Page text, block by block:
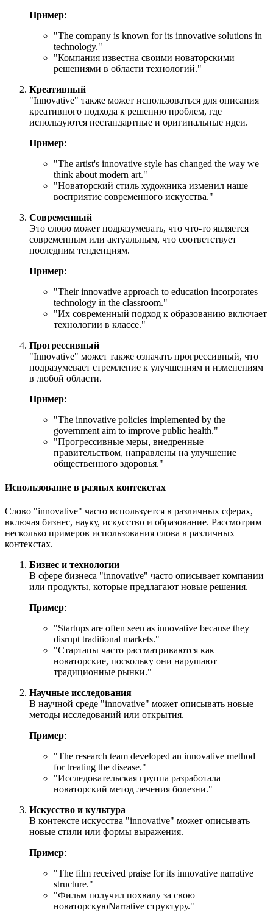
Пример:
"The company is known for its innovative solutions in
technology."
"Компания известна своими новаторскими
решениями в области технологий."
Креативный
"Innovative" также может использоваться для описания
креативного подхода к решению проблем, где
используются нестандартные и оригинальные идеи.
Пример:
"The artist's innovative style has changed the way we
think about modern art."
"Новаторский стиль художника изменил наше
восприятие современного искусства."
Современный
Это слово может подразумевать, что что-то является
современным или актуальным, что соответствует
последним тенденциям.
Пример:
"Their innovative approach to education incorporates
technology in the classroom."
"Их современный подход к образованию включает
технологии в классе."
Прогрессивный
"Innovative" может также означать прогрессивный, что
подразумевает стремление к улучшениям и изменениям
в любой области.
Пример:
"The innovative policies implemented by the
government aim to improve public health."
"Прогрессивные меры, внедренные
правительством, направлены на улучшение
общественного здоровья."
Использование в разных контекстах
Слово "innovative" часто используется в различных сферах,
включая бизнес, науку, искусство и образование. Рассмотрим
несколько примеров использования слова в различных
контекстах.
Бизнес и технологии
В сфере бизнеса "innovative" часто описывает компании
или продукты, которые предлагают новые решения.
Пример:
"Startups are often seen as innovative because they
disrupt traditional markets."
"Стартапы часто рассматриваются как
новаторские, поскольку они нарушают
традиционные рынки."
Научные исследования
В научной среде "innovative" может описывать новые
методы исследований или открытия.
Пример:
"The research team developed an innovative method
for treating the disease."
"Исследовательская группа разработала
новаторский метод лечения болезни."
Искусство и культура
В контексте искусства "innovative" может описывать
новые стили или формы выражения.
Пример:
"The film received praise for its innovative narrative
structure."
"Фильм получил похвалу за свою
новаторскуюNarrative структуру."